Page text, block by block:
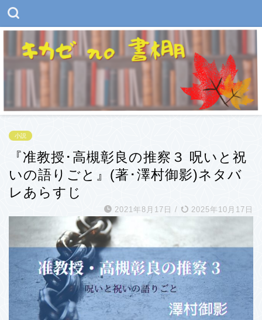
小説
『准教授･高槻彰良の推察３ 呪いと祝
いの語りごと』(著･澤村御影)ネタバ
レあらすじ
2021年8月17日 / 2025年10月17日